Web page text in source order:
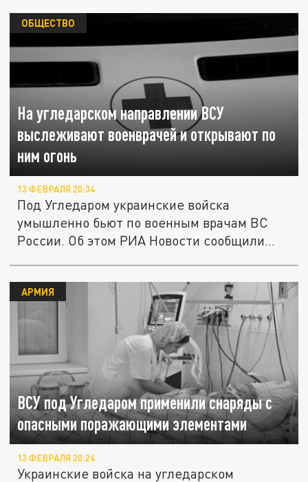
На угледарском направлении ВСУ
выслеживают военврачей и открывают по
ним огонь
ОБЩЕСТВО
13 ФЕВРАЛЯ 20:34
Под Угледаром украинские войска
умышленно бьют по военным врачам ВС
России. Об этом РИА Новости сообщили...
ВСУ под Угледаром применили снаряды с
опасными поражающими элементами
АРМИЯ
13 ФЕВРАЛЯ 20:24
Украинские войска на угледарском